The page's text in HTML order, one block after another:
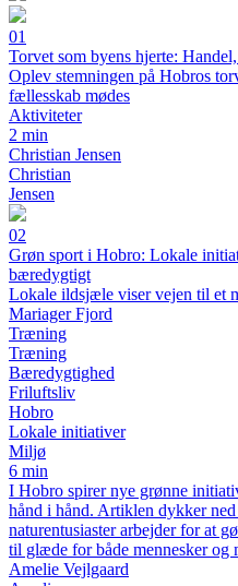
01
Torvet som byens hjerte:
Oplev stemningen på Hobros
fællesskab mødes
Aktiviteter
2 min
Christian Jensen
Christian
Jensen
02
Grøn sport i Hobro: Lokale
bæredygtigt
Lokale ildsjæle viser vejen til et
Mariager Fjord
Træning
Træning
Bæredygtighed
Friluftsliv
Hobro
Lokale initiativer
Miljø
6 min
I Hobro spirer nye grønne
hånd i hånd. Artiklen dykker
naturentusiaster arbejder for at
til glæde for både mennesker og
Amelie Vejlgaard